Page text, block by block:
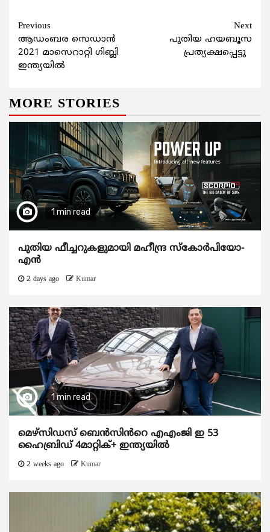
Continue
Reading
Previous
ആഡംബര സെഡാന്‍
2021 മാസെറാറ്റി ഗിബ്ലി
ഇന്ത്യയില്‍
Next
പുതിയ ഹയബൂസ
പ്രത്യക്ഷപ്പെട്ടു
MORE STORIES
1 min read
പുതിയ ഫീച്ചറുകളുമായി മഹീന്ദ്ര സ്കോർപിയോ-
എൻ
2 days ago Kumar
1 min read
മെഴ്‌സിഡസ് ബെൻസിൻറെ എഎംജി ഇ 53
ഹൈബ്രിഡ് 4മാറ്റിക്+ ഇന്ത്യയിൽ
2 weeks ago Kumar